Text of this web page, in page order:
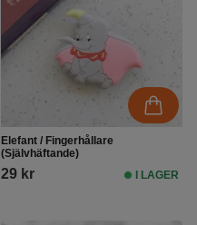
Elefant / Fingerhållare
(Självhäftande)
29 kr I LAGER